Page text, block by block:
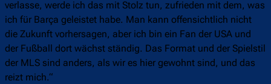
verlasse, werde ich das mit Stolz tun, zufrieden mit dem, was
ich für Barça geleistet habe. Man kann offensichtlich nicht
die Zukunft vorhersagen, aber ich bin ein Fan der USA und
der Fußball dort wächst ständig. Das Format und der Spielstil
der MLS sind anders, als wir es hier gewohnt sind, und das
reizt mich.“